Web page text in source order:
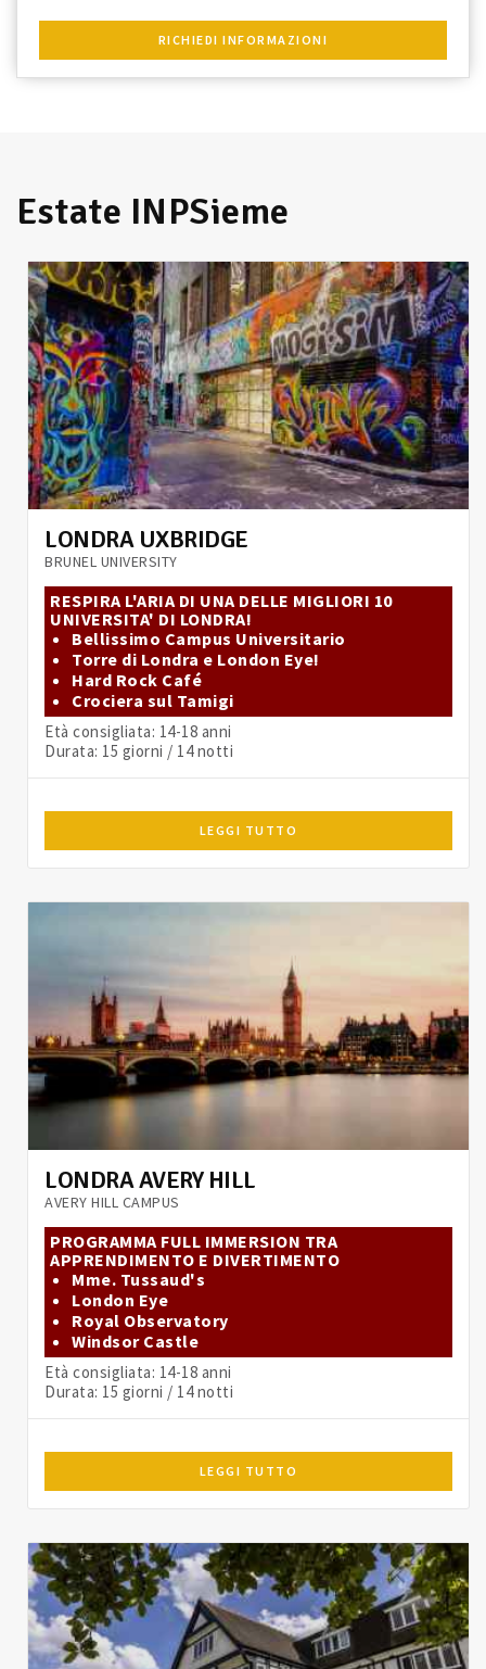
RICHIEDI INFORMAZIONI
Estate INPSieme
LONDRA UXBRIDGE
BRUNEL UNIVERSITY
RESPIRA L'ARIA DI UNA DELLE MIGLIORI 10
UNIVERSITA' DI LONDRA!
Bellissimo Campus Universitario
Torre di Londra e London Eye!
Hard Rock Café
Crociera sul Tamigi
Età consigliata: 14-18 anni
Durata: 15 giorni / 14 notti
LEGGI TUTTO
LONDRA AVERY HILL
AVERY HILL CAMPUS
PROGRAMMA FULL IMMERSION TRA
APPRENDIMENTO E DIVERTIMENTO
Mme. Tussaud's
London Eye
Royal Observatory
Windsor Castle
Età consigliata: 14-18 anni
Durata: 15 giorni / 14 notti
LEGGI TUTTO